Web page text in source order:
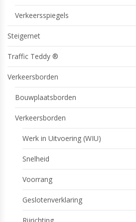
Verkeersspiegels
Steigernet
Traffic Teddy ®
Verkeersborden
Bouwplaatsborden
Verkeersborden
Werk in Uitvoering (WIU)
Snelheid
Voorrang
Geslotenverklaring